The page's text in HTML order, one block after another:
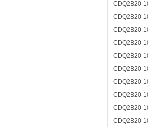
CDQ2B20-
CDQ2B20-
CDQ2B20-
CDQ2B20-
CDQ2B20-
CDQ2B20-
CDQ2B20-
CDQ2B20-
CDQ2B20-
CDQ2B20-